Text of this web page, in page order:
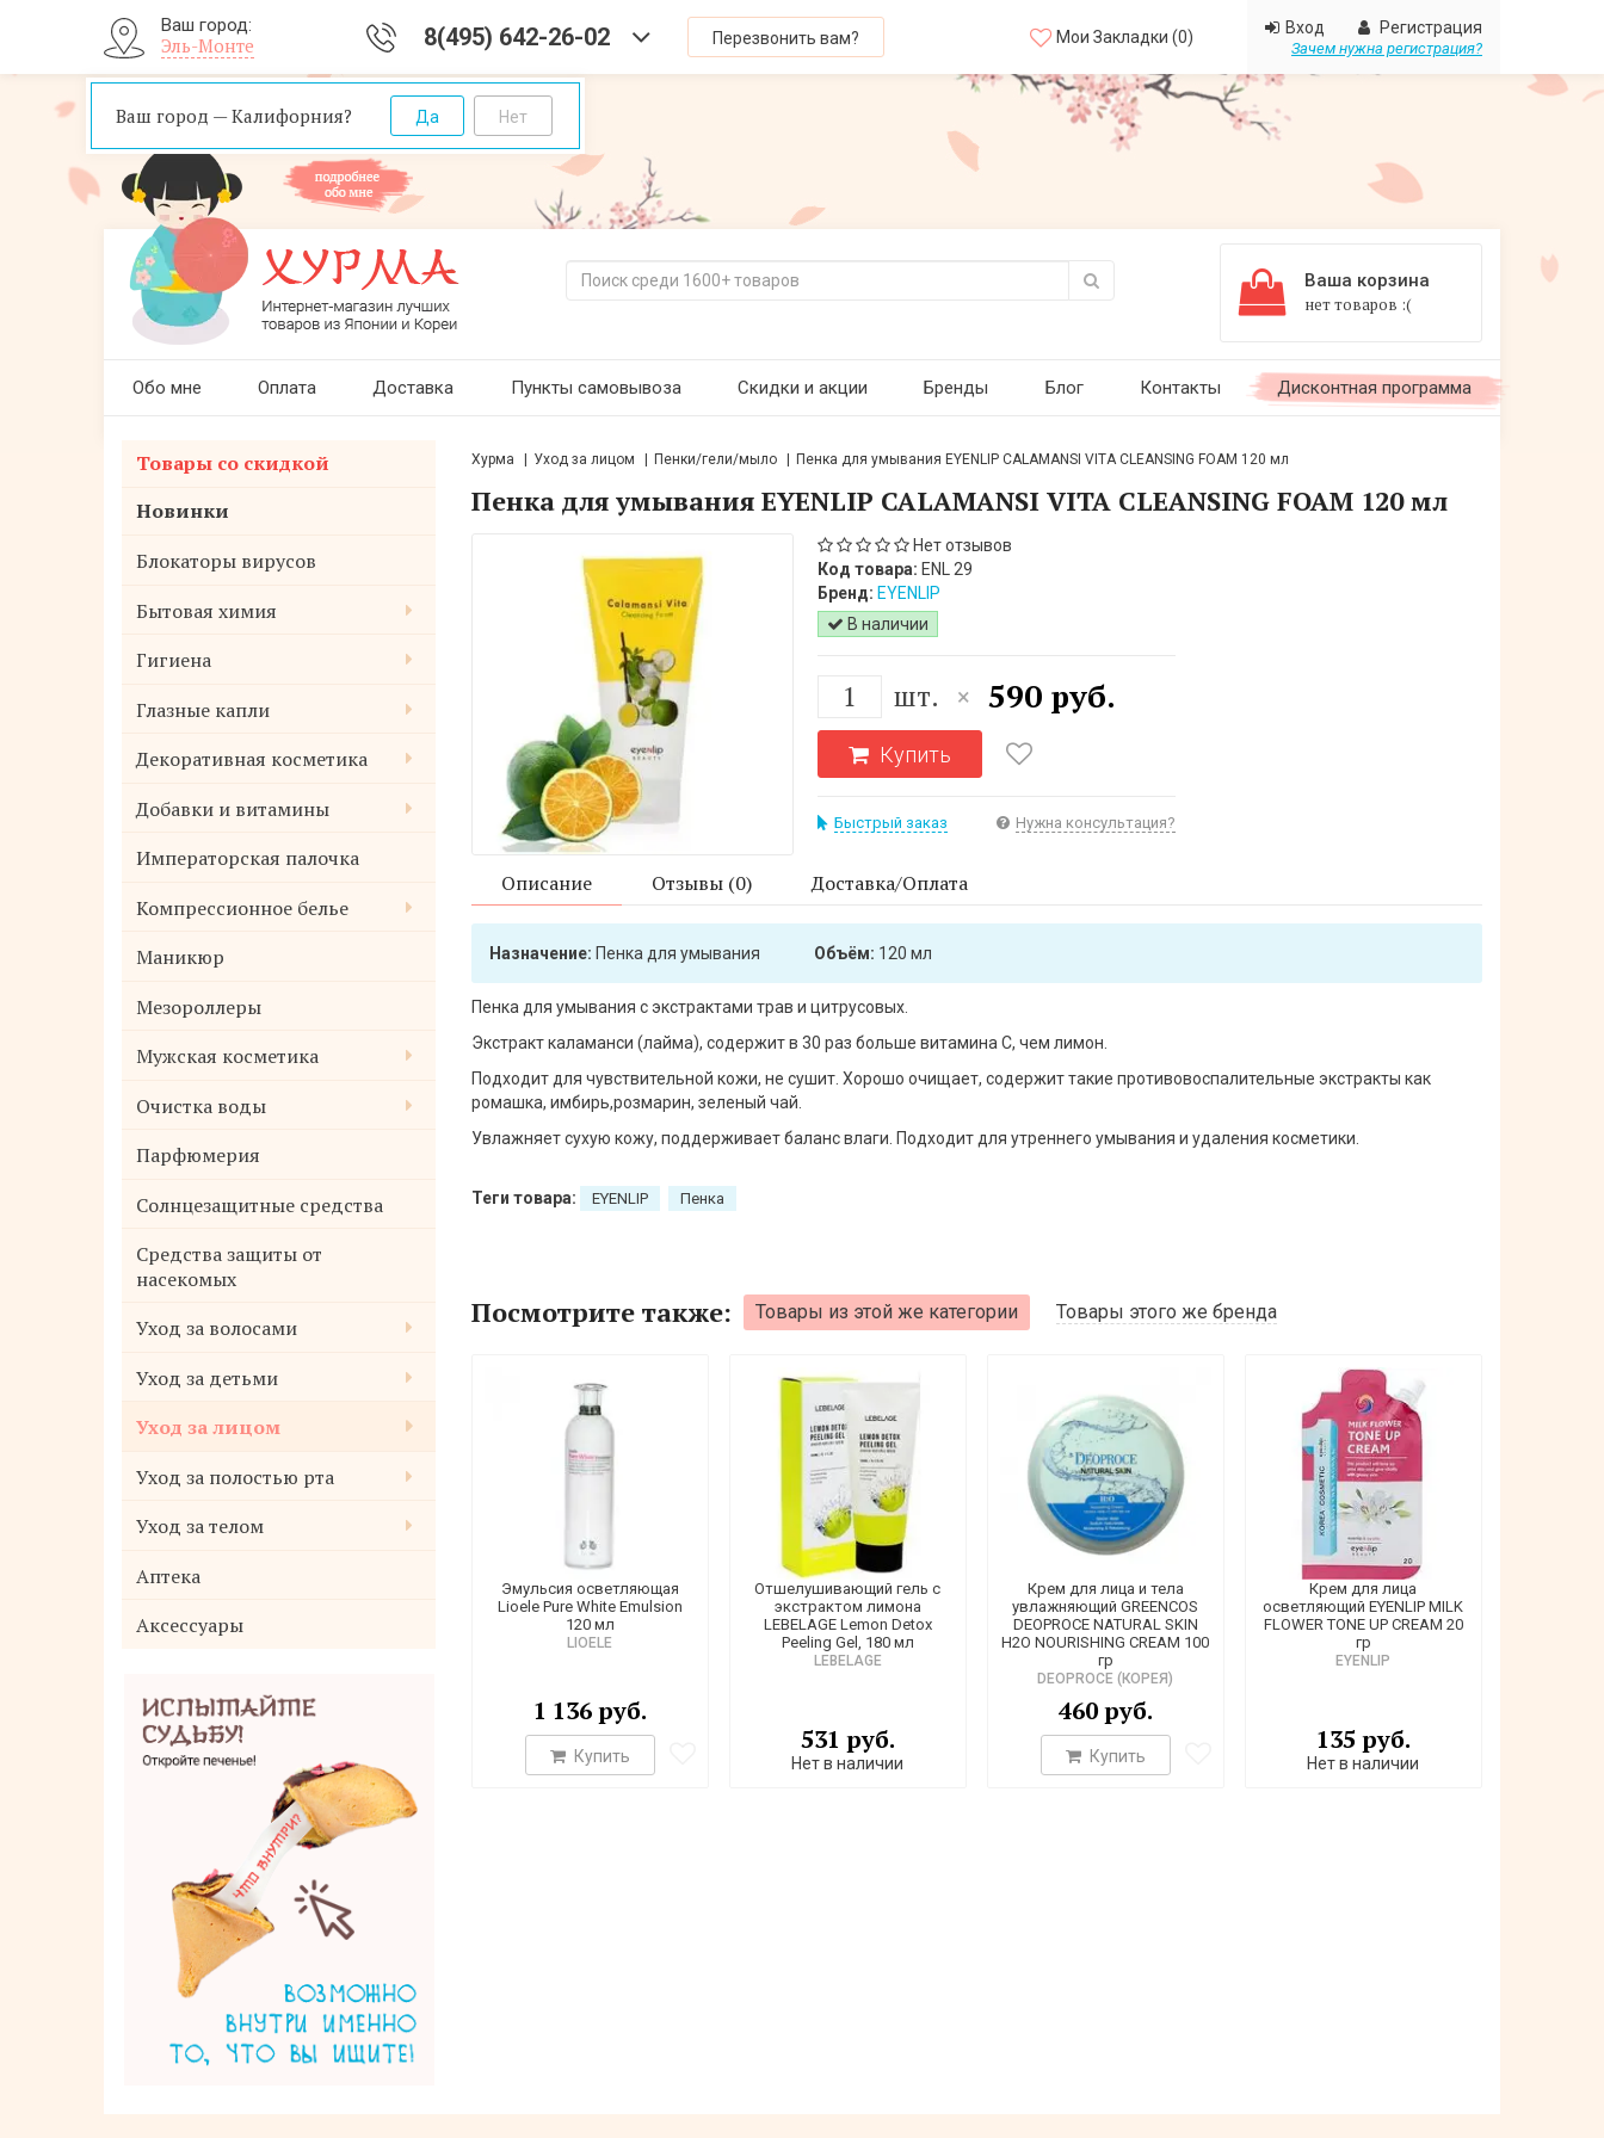
Ваш город:
Эль-Монте
Ваш город — Калифорния?
8(495) 642-26-02 Перезвонить вам? Мои Закладки (0)
Вход Регистрация
Зачем нужна регистрация?
Ваша корзина
нет товаров :(
Обо мне Оплата Доставка Пункты самовывоза Скидки и акции Бренды Блог Контакты Дисконтная программа
Товары со скидкой
Новинки
Блокаторы вирусов
Бытовая химия
Гигиена
Глазные капли
Декоративная косметика
Добавки и витамины
Императорская палочка
Компрессионное белье
Маникюр
Мезороллеры
Мужская косметика
Очистка воды
Парфюмерия
Солнцезащитные средства
Средства защиты от
насекомых
Уход за волосами
Уход за детьми
Уход за лицом
Уход за полостью рта
Уход за телом
Аптека
Аксессуары
Rich Perfume Dryer Sheet SIGNATURE
Салфетки-кондиционер для белья с
ароматом Фиеста для сушки белья в
сушильной машине 40 листов
1 050 руб.
Купить
Хурма Уход за лицом Пенки/гели/мыло Пенка для умывания EYENLIP CALAMANSI VITA CLEANSING FOAM 120 мл
Пенка для умывания EYENLIP CALAMANSI VITA CLEANSING FOAM 120 мл
Нет отзывов
Код товара: ENL 29
Бренд: EYENLIP
В наличии
шт. × 590 руб.
Купить
Быстрый заказ Нужна консультация?
Описание Отзывы (0) Доставка/Оплата
Назначение: Пенка для умывания Объём: 120 мл
Пенка для умывания с экстрактами трав и цитрусовых.
Экстракт каламанси (лайма), содержит в 30 раз больше витамина С, чем лимон.
Подходит для чувствительной кожи, не сушит. Хорошо очищает, содержит такие противовоспалительные экстракты как
ромашка, имбирь,розмарин, зеленый чай.
Увлажняет сухую кожу, поддерживает баланс влаги. Подходит для утреннего умывания и удаления косметики.
Теги товара: EYENLIP Пенка
Посмотрите также: Товары из этой же категории Товары этого же бренда
Эмульсия осветляющая
Lioele Pure White Emulsion
120 мл
LIOELE
1 136 руб.
Купить
Отшелушивающий гель с
экстрактом лимона
LEBELAGE Lemon Detox
Peeling Gel, 180 мл
LEBELAGE
531 руб.
Нет в наличии
Крем для лица и тела
увлажняющий GREENCOS
DEOPROCE NATURAL SKIN
H2O NOURISHING CREAM 100
гр
DEOPROCE (КОРЕЯ)
460 руб.
Купить
Крем для лица
осветляющий EYENLIP MILK
FLOWER TONE UP CREAM 20
гр
EYENLIP
135 руб.
Нет в наличии